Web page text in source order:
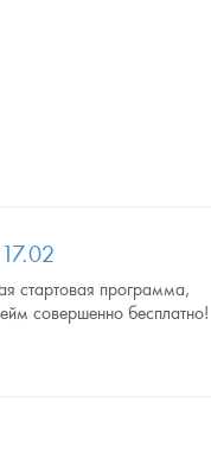
стартовая программа,
совершенно бесплатно!